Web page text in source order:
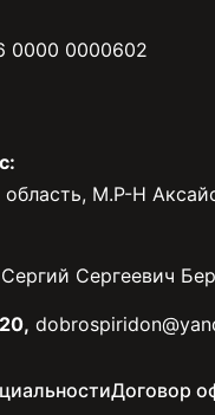
0000 0000602
область, М.Р-Н
Сергеевич
Договор